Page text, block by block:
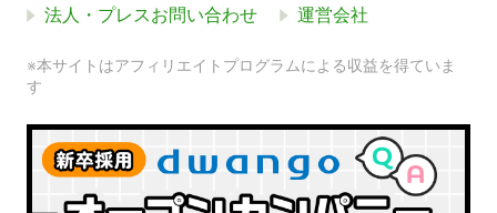
法人・プレスお問い合わせ 運営会社
※本サイトはアフィリエイトプログラムによる収益を得ていま
す